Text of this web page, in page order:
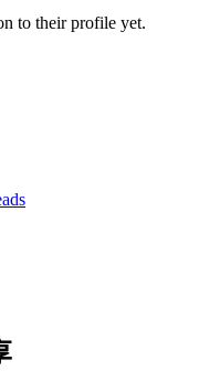
to their profile yet.